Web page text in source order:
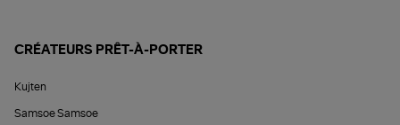
CRÉATEURS PRÊT-À-PORTER
Kujten
Samsoe Samsoe